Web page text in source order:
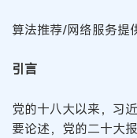
算法推荐/网络服务提
引言
党的十八大以来，习
要论述，党的二十大